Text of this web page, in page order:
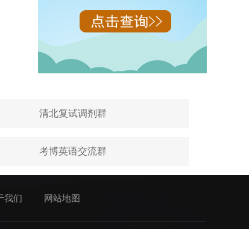
清北复试调剂群
考博英语交流群
我们 网站地图